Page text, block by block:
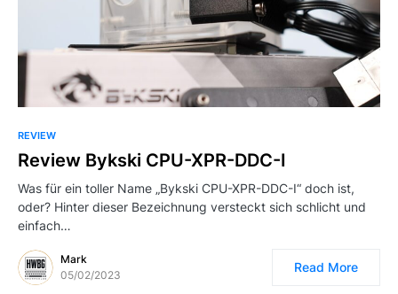
REVIEW
Review Bykski CPU-XPR-DDC-I
Was für ein toller Name „Bykski CPU-XPR-DDC-I“ doch ist,
oder? Hinter dieser Bezeichnung versteckt sich schlicht und
einfach…
Mark
05/02/2023
Read More